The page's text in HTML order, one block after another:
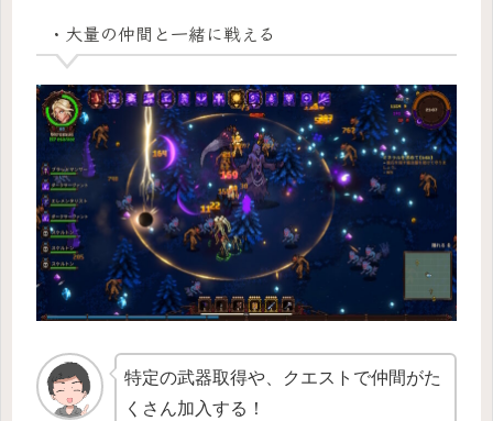
・大量の仲間と一緒に戦える
特定の武器取得や、クエストで仲間がた
くさん加入する！